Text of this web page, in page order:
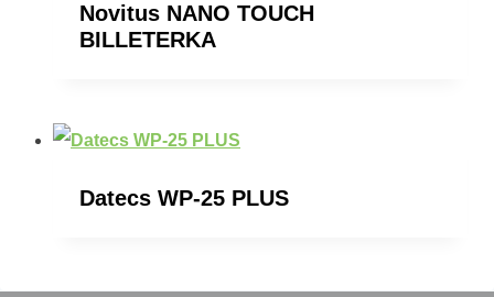
Novitus NANO TOUCH
BILLETERKA
Datecs WP-25 PLUS